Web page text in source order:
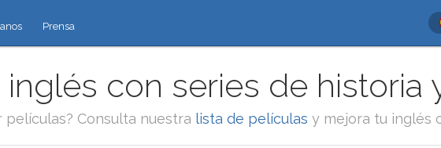
Prensa
con series de historia
películas? Consulta nuestra lista de películas y mejora tu inglés